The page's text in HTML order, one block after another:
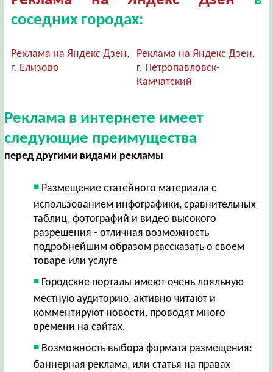
соседних городах:
Реклама на Яндекс Дзен,
г. Елизово
Реклама на Яндекс Дзен,
г. Петропавловск-
Камчатский
Реклама в интернете имеет
следующие преимущества
перед другими видами рекламы
Размещение статейного материала с
использованием инфографики, сравнительных
таблиц, фотографий и видео высокого
разрешения - отличная возможность
подробнейшим образом рассказать о своем
товаре или услуге
Городские порталы имеют очень лояльную
местную аудиторию, активно читают и
комментируют новости, проводят много
времени на сайтах.
Возможность выбора формата размещения:
баннерная реклама, или статья на правах